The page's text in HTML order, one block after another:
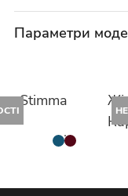
Параметри
Stimma